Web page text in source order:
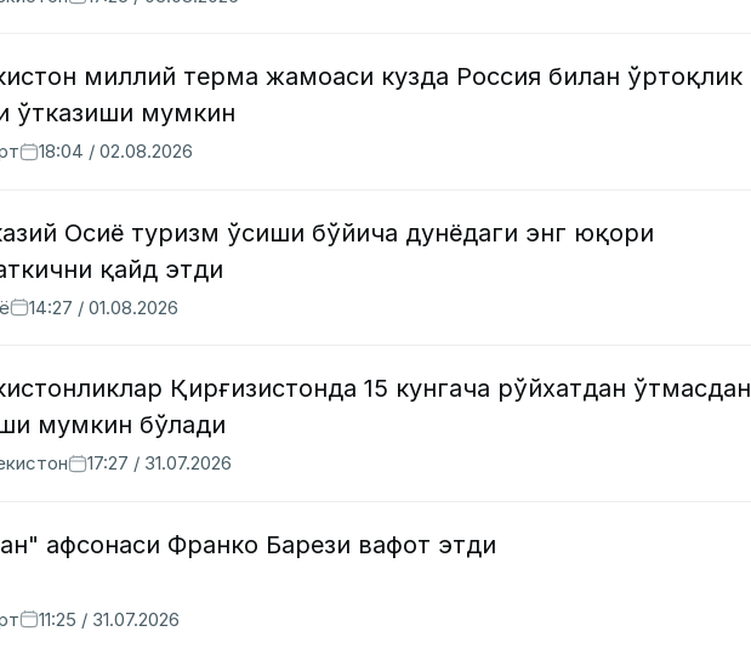
миллий терма жамоаси кузда Россия билан ўртоқлик
ўтказиши мумкин
18:04 / 02.08.2026
Осиё туризм ўсиши бўйича дунёдаги энг юқори
қайд этди
14:27 / 01.08.2026
Қирғизистонда 15 кунгача рўйхатдан ўтмасдан
мумкин бўлади
17:27 / 31.07.2026
афсонаси Франко Барези вафот этди
11:25 / 31.07.2026